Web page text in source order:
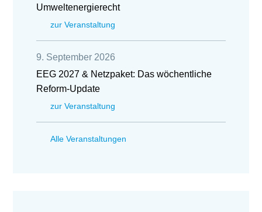
Umweltenergierecht
zur Veranstaltung
9. September 2026
EEG 2027 & Netzpaket: Das wöchentliche
Reform-Update
zur Veranstaltung
Alle Veranstaltungen